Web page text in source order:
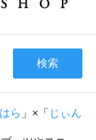
検索
ら 」×「 じぃん